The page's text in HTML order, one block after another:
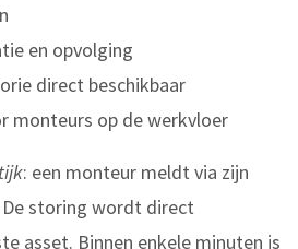
en opvolging
direct beschikbaar
monteurs op de werkvloer
: een monteur meldt via zijn
storing wordt direct
asset. Binnen enkele minuten is